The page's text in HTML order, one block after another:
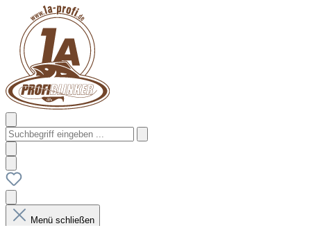
Menü schließen